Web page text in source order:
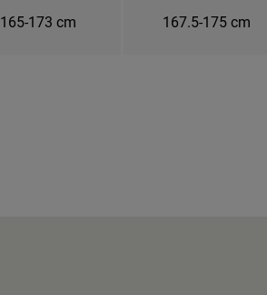
165-173 cm 167.5-175 cm